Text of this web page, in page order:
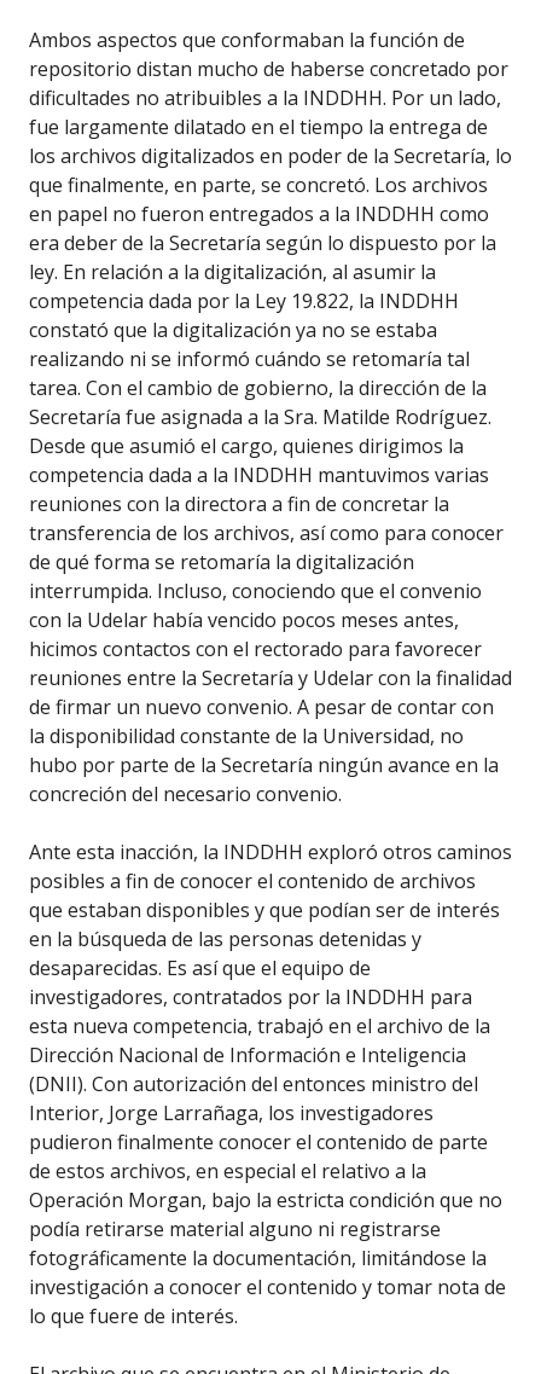
Ambos aspectos que conformaban la función de
repositorio distan mucho de haberse concretado por
dificultades no atribuibles a la INDDHH. Por un lado,
fue largamente dilatado en el tiempo la entrega de
los archivos digitalizados en poder de la Secretaría, lo
que finalmente, en parte, se concretó. Los archivos
en papel no fueron entregados a la INDDHH como
era deber de la Secretaría según lo dispuesto por la
ley. En relación a la digitalización, al asumir la
competencia dada por la Ley 19.822, la INDDHH
constató que la digitalización ya no se estaba
realizando ni se informó cuándo se retomaría tal
tarea. Con el cambio de gobierno, la dirección de la
Secretaría fue asignada a la Sra. Matilde Rodríguez.
Desde que asumió el cargo, quienes dirigimos la
competencia dada a la INDDHH mantuvimos varias
reuniones con la directora a fin de concretar la
transferencia de los archivos, así como para conocer
de qué forma se retomaría la digitalización
interrumpida. Incluso, conociendo que el convenio
con la Udelar había vencido pocos meses antes,
hicimos contactos con el rectorado para favorecer
reuniones entre la Secretaría y Udelar con la finalidad
de firmar un nuevo convenio. A pesar de contar con
la disponibilidad constante de la Universidad, no
hubo por parte de la Secretaría ningún avance en la
concreción del necesario convenio.
Ante esta inacción, la INDDHH exploró otros caminos
posibles a fin de conocer el contenido de archivos
que estaban disponibles y que podían ser de interés
en la búsqueda de las personas detenidas y
desaparecidas. Es así que el equipo de
investigadores, contratados por la INDDHH para
esta nueva competencia, trabajó en el archivo de la
Dirección Nacional de Información e Inteligencia
(DNII). Con autorización del entonces ministro del
Interior, Jorge Larrañaga, los investigadores
pudieron finalmente conocer el contenido de parte
de estos archivos, en especial el relativo a la
Operación Morgan, bajo la estricta condición que no
podía retirarse material alguno ni registrarse
fotográficamente la documentación, limitándose la
investigación a conocer el contenido y tomar nota de
lo que fuere de interés.